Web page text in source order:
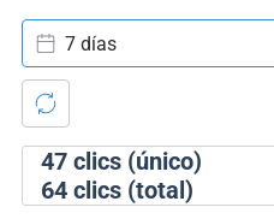
47clics (único)
64clics (total)
7 días